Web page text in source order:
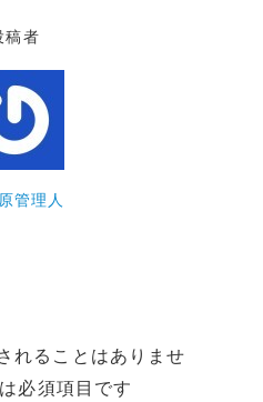
稿者
管理人
れることはありませ
必須項目です